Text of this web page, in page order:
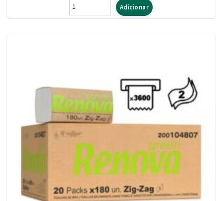
Quantidade
de
Power
Gold
Roupa
de
Adicionar